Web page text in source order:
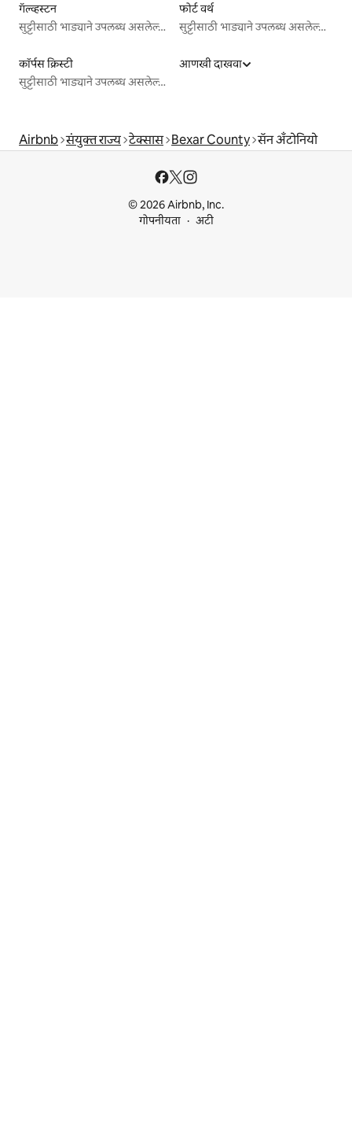
गॅल्व्हस्टन
सुट्टीसाठी भाड्याने उपलब्ध असलेल्या जागा
फोर्ट वर्थ
सुट्टीसाठी भाड्याने उपलब्ध असलेल्या जागा
कॉर्पस क्रिस्टी
सुट्टीसाठी भाड्याने उपलब्ध असलेल्या जागा
आणखी दाखवा
Airbnb संयुक्त राज्य टेक्सास Bexar County सॅन अँटोनियो
© 2026 Airbnb, Inc.
गोपनीयता
अटी